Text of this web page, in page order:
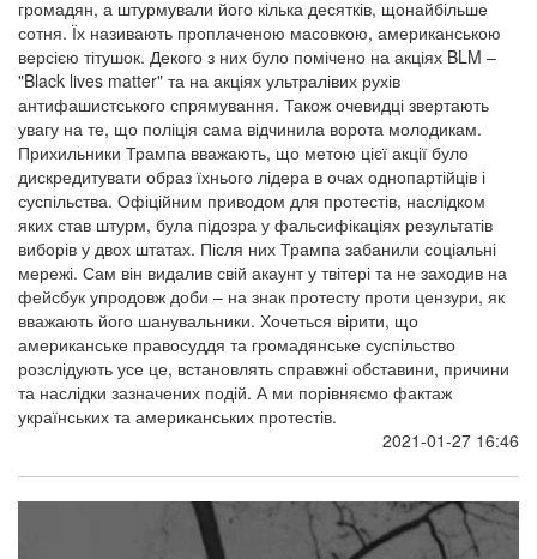
громадян, а штурмували його кілька десятків, щонайбільше
сотня. Їх називають проплаченою масовкою, американською
версією тітушок. Декого з них було помічено на акціях BLM –
"Black lives matter" та на акціях ультралівих рухів
антифашистського спрямування. Також очевидці звертають
увагу на те, що поліція сама відчинила ворота молодикам.
Прихильники Трампа вважають, що метою цієї акції було
дискредитувати образ їхнього лідера в очах однопартійців і
суспільства. Офіційним приводом для протестів, наслідком
яких став штурм, була підозра у фальсифікаціях результатів
виборів у двох штатах. Після них Трампа забанили соціальні
мережі. Сам він видалив свій акаунт у твітері та не заходив на
фейсбук упродовж доби – на знак протесту проти цензури, як
вважають його шанувальники. Хочеться вірити, що
американське правосуддя та громадянське суспільство
розслідують усе це, встановлять справжні обставини, причини
та наслідки зазначених подій. А ми порівняємо фактаж
українських та американських протестів.
2021-01-27 16:46